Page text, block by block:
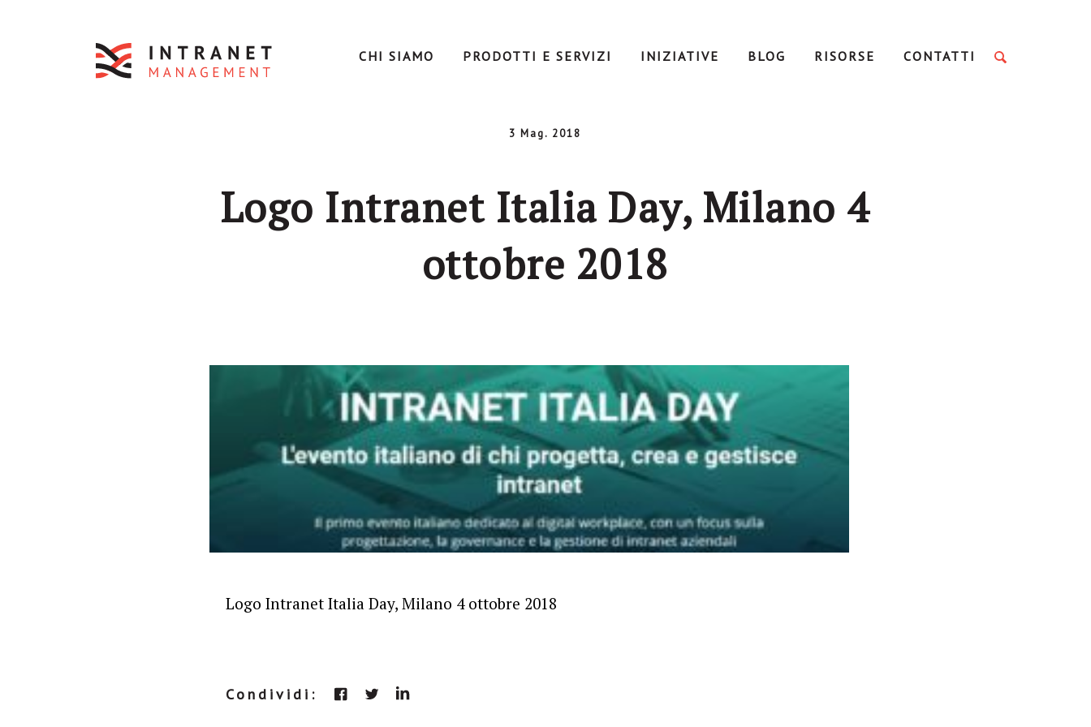
CHI SIAMO PRODOTTI E SERVIZI INIZIATIVE BLOG RISORSE CONTATTI
3 Mag. 2018
Logo Intranet Italia Day, Milano 4
ottobre 2018
Logo Intranet Italia Day, Milano 4 ottobre 2018
Condividi: